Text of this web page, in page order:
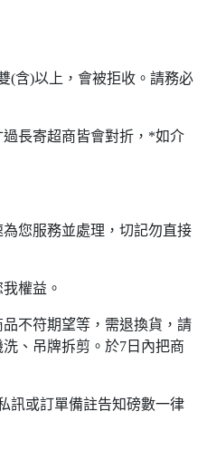
(含)以上，會被拒收。請務必
長寄超商皆會對折，*如介
您服務並處理，切記勿直接
權益。
不符期望等，需退換貨，請
、吊牌拆剪。於7日內把商
訊或訂單備註告知磅數一律